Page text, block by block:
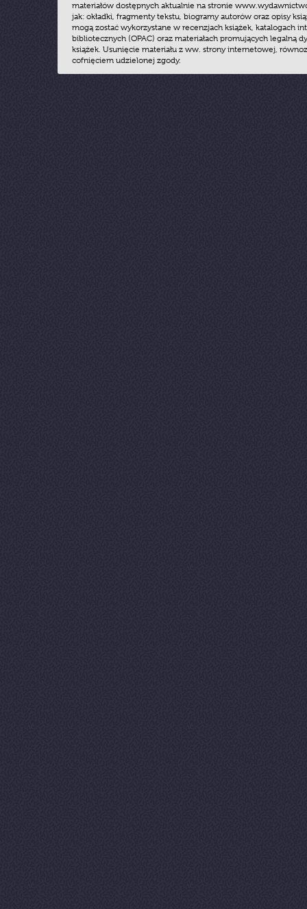
materiałów dostępnych aktualnie na stronie
jak: okładki, fragmenty tekstu, biogramy autorów oraz opisy
mogą zostać wykorzystane w recenzjach książek, katalogach
bibliotecznych (OPAC) oraz materiałach promujących legalną
książek. Usunięcie materiału z ww. strony internetowej,
cofnięciem udzielonej zgody.